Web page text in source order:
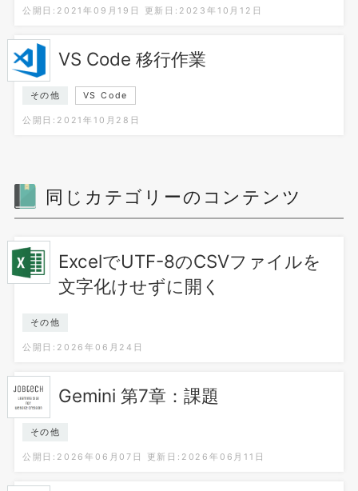
公開日:2021年09月19日 更新日:2023年10月12日
VS Code 移行作業
その他 VS Code
公開日:2021年10月28日
同じカテゴリーのコンテンツ
ExcelでUTF-8のCSVファイルを
文字化けせずに開く
その他
公開日:2026年06月24日
Gemini 第7章：課題
その他
公開日:2026年06月07日 更新日:2026年06月11日